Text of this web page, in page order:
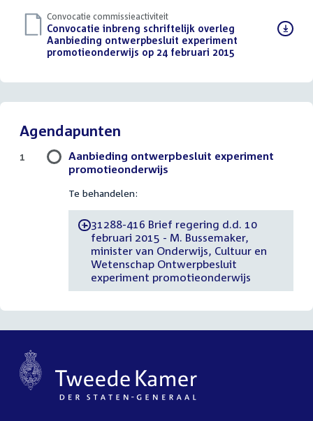
Convocatie commissieactiviteit
Download
bestand:
Convocatie inbreng schriftelijk overleg
Aanbieding ontwerpbesluit experiment
promotieonderwijs op 24 februari 2015
Agendapunten
Aanbieding ontwerpbesluit experiment
promotieonderwijs
Te behandelen:
-31288-416 Brief regering d.d. 10
februari 2015 - M. Bussemaker,
minister van Onderwijs, Cultuur en
Wetenschap Ontwerpbesluit
experiment promotieonderwijs
1